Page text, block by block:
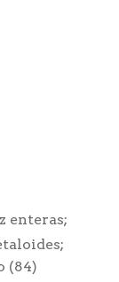
enteras;
(84)